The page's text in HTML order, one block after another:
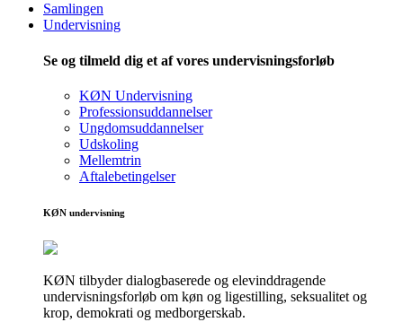
Samlingen
Undervisning
Se og tilmeld dig et af vores undervisningsforløb
KØN Undervisning
Professionsuddannelser
Ungdomsuddannelser
Udskoling
Mellemtrin
Aftalebetingelser
KØN undervisning
KØN tilbyder dialogbaserede og elevinddragende
undervisningsforløb om køn og ligestilling, seksualitet og
krop, demokrati og medborgerskab.